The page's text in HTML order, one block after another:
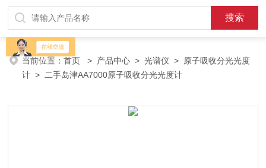
阀件、进样器、色谱担体），顶空进样器，热解析仪，紫外分光光度
计，原子吸收分光光度计，傅立叶红外光谱仪，分析天平等常规实验
室产品。
当前位置：首页 > 产品中心 >光谱仪 > 原子吸收分光光度
计 > 二手岛津AA7000原子吸收分光光度计